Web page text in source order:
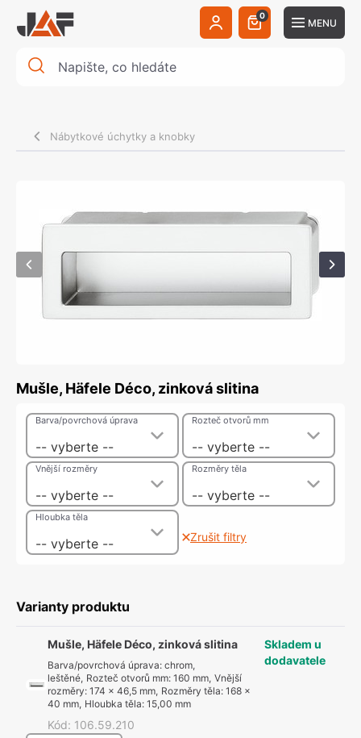
0
MENU
Nábytkové úchytky a knobky
Mušle, Häfele Déco, zinková slitina
-- vyberte --
Barva/povrchová úprava
-- vyberte --
Rozteč otvorů mm
-- vyberte --
Vnější rozměry
-- vyberte --
Rozměry těla
-- vyberte --
Hloubka těla
Zrušit filtry
Varianty produktu
Mušle, Häfele Déco, zinková slitina
Barva/povrchová úprava:chrom,
leštěné, Rozteč otvorů mm:160 mm, Vnější
rozměry:174 x 46,5 mm, Rozměry těla:168 x
40 mm, Hloubka těla:15,00 mm
Kód: 106.59.210
Skladem u
dodavatele